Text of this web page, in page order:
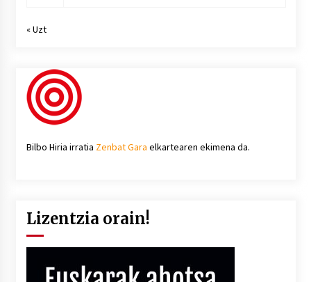
« Uzt
Bilbo Hiria irratia Zenbat Gara elkartearen ekimena da.
Lizentzia orain!